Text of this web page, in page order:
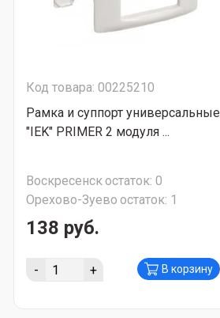
Код товара: 00225210
Рамка и суппорт универсальные
"IEK" PRIMER 2 модуля ...
Воскресенскостаток: 0
Орехово-Зуево остаток: 1
138 руб.
- + В корзину